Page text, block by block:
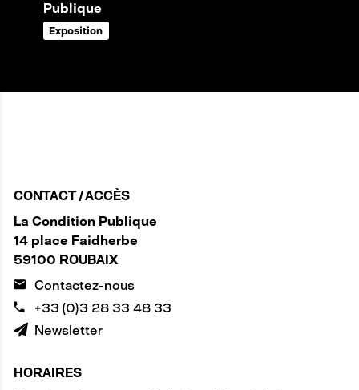
Publique
Exposition
CONTACT / ACCÈS
La Condition Publique
14 place Faidherbe
59100 ROUBAIX
Contactez-nous
+33 (0)3 28 33 48 33
Newsletter
HORAIRES